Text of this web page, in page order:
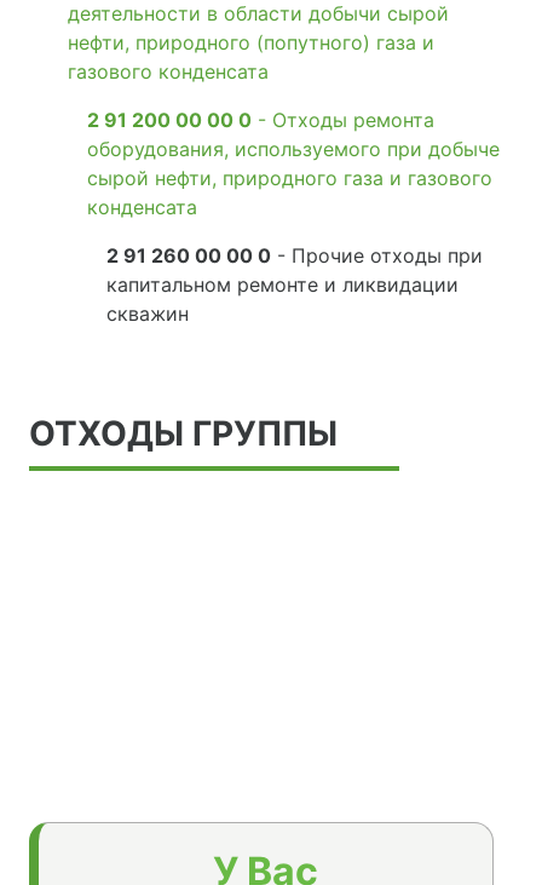
деятельности в области добычи сырой
нефти, природного (попутного) газа и
газового конденсата
2 91 200 00 00 0 - Отходы ремонта
оборудования, используемого при добыче
сырой нефти, природного газа и газового
конденсата
2 91 260 00 00 0 - Прочие отходы при
капитальном ремонте и ликвидации
скважин
ОТХОДЫ ГРУППЫ
У Вас